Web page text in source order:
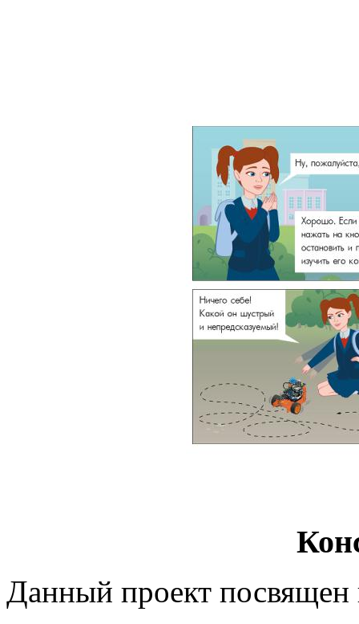
Данный проект посвящен